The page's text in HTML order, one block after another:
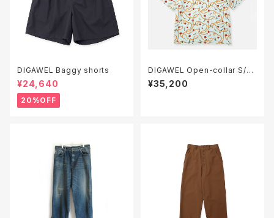
DIGAWEL Baggy shorts
¥24,640
20%OFF
DIGAWEL Open-collar S/S
shirt ( apple & chain )
¥35,200